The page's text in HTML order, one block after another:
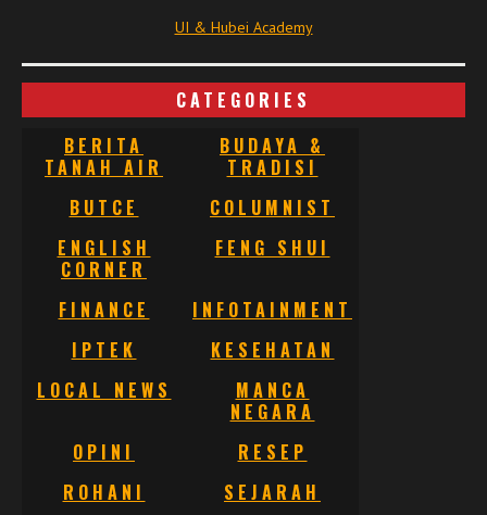
UI & Hubei Academy
CATEGORIES
BERITA
TANAH AIR
BUDAYA &
TRADISI
BUTCE
COLUMNIST
ENGLISH
CORNER
FENG SHUI
FINANCE
INFOTAINMENT
IPTEK
KESEHATAN
LOCAL NEWS
MANCA
NEGARA
OPINI
RESEP
ROHANI
SEJARAH